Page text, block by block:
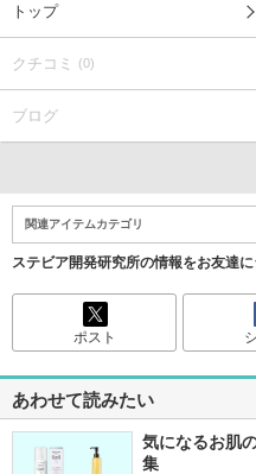
トップ
クチコミ (0)
ブログ
関連アイテムカテゴリ
ステビア開発研究所の情報をお友達
ポスト
あわせて読みたい
気になるお肌
集